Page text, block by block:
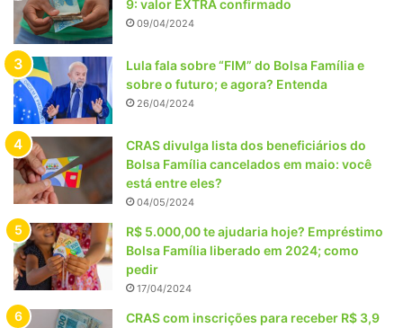
9: valor EXTRA confirmado
09/04/2024
Lula fala sobre “FIM” do Bolsa Família e
sobre o futuro; e agora? Entenda
26/04/2024
CRAS divulga lista dos beneficiários do
Bolsa Família cancelados em maio: você
está entre eles?
04/05/2024
R$ 5.000,00 te ajudaria hoje? Empréstimo
Bolsa Família liberado em 2024; como
pedir
17/04/2024
CRAS com inscrições para receber R$ 3,9